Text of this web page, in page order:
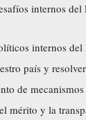
internos del
internos del
país y
de
mérito y la